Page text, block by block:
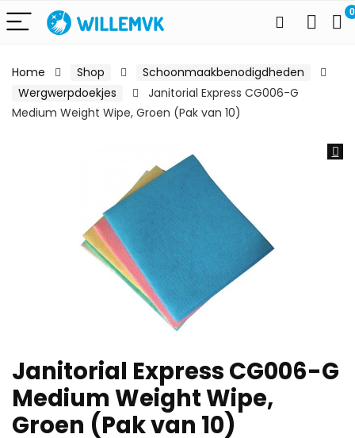
0
Home Shop
Schoonmaakbenodigdheden
Wergwerpdoekjes
Janitorial Express CG006-G
Medium Weight Wipe, Groen (Pak van 10)
Janitorial Express CG006-G
Medium Weight Wipe,
Groen (Pak van 10)